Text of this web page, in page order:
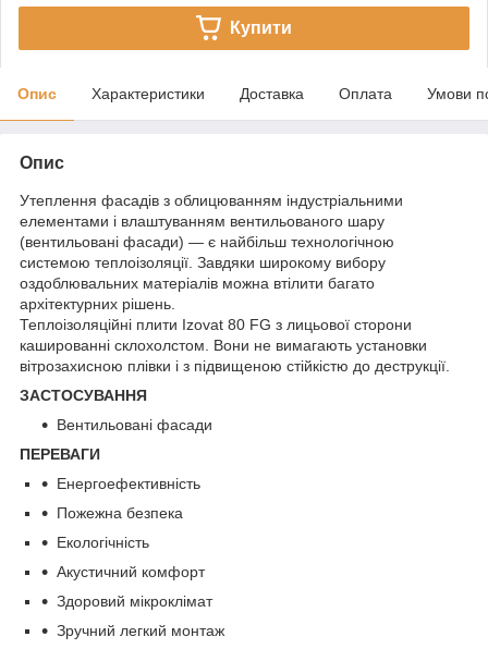
Купити
Опис Характеристики Доставка Оплата Умови
Опис
Утеплення фасадів з облицюванням індустріальними
елементами і влаштуванням вентильованого шару
(вентильовані фасади) ― є найбільш технологічною
системою теплоізоляції. Завдяки широкому вибору
оздоблювальних матеріалів можна втілити багато
архітектурних рішень.
Теплоізоляційні плити Izovat 80 FG з лицьової сторони
кашированні склохолстом. Вони не вимагають установки
вітрозахисною плівки і з підвищеною стійкістю до деструкції.
ЗАСТОСУВАННЯ
Вентильовані фасади
ПЕРЕВАГИ
Енергоефективність
Пожежна безпека
Екологічність
Акустичний комфорт
Здоровий мікроклімат
Зручний легкий монтаж